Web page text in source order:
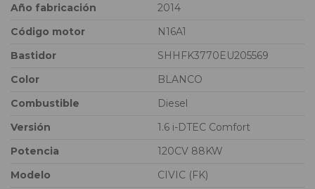
Año fabricación
2014
Código motor
N16A1
Bastidor
SHHFK3770EU205569
Color
BLANCO
Combustible
Diesel
Versión
1.6 i-DTEC Comfort
Potencia
120CV 88KW
Modelo
CIVIC (FK)